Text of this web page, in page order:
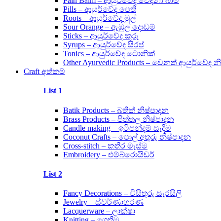
Pills – ආයුර්වේද පෙති
Roots – ආයුර්වේද මුල්
Sour Orange – ඇඹුල් දොඩම්
Sticks – ආයුර්වේද කූරු
Syrups – ආයුර්වේද සිරප්
Tonics – ආයුර්වේද ටොනික්
Other Ayurvedic Products – වෙනත් ආයුර්වේද
Craft අත්කම්
List 1
Batik Products – බතික් නිෂ්පාදන
Brass Products – පිත්තල නිෂ්පාදන
Candle making – ඉටිපන්දම් සෑදීම
Coconut Crafts – පොල් අතුරු නිෂ්පාදන
Cross-stitch – කතිර මැස්ම
Embroidery – එම්බ්රොයිඩර්
List 2
Fancy Decorations – විසිතුරු සැරසිලි
Jewelry – ස්වර්ණාභරණ
Lacquerware – ලාක්ෂා